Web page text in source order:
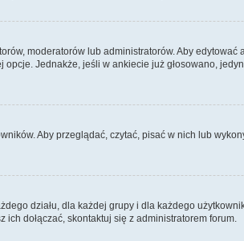
moderatorów lub administratorów. Aby
opcje. Jednakże, jeśli w ankiecie już głosowano,
Aby przeglądać, czytać, pisać w nich lub
działu, dla każdej grupy i dla każdego
dołączać, skontaktuj się z administratorem forum.